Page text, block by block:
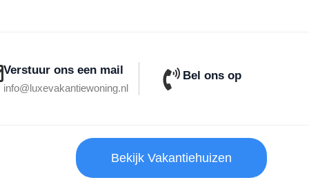
Verstuur ons een mail
info@luxevakantiewoning.nl
Bel ons op
Bekijk Vakantiehuizen